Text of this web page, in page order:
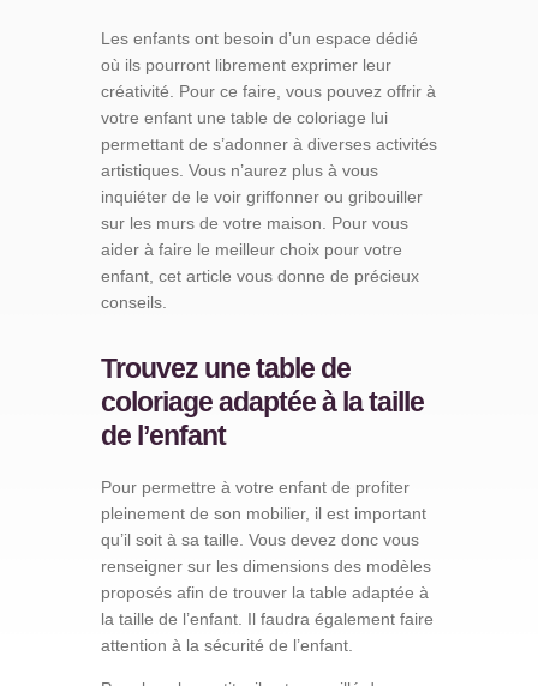
Les enfants ont besoin d’un espace dédié
où ils pourront librement exprimer leur
créativité. Pour ce faire, vous pouvez offrir à
votre enfant une table de coloriage lui
permettant de s’adonner à diverses activités
artistiques. Vous n’aurez plus à vous
inquiéter de le voir griffonner ou gribouiller
sur les murs de votre maison. Pour vous
aider à faire le meilleur choix pour votre
enfant, cet article vous donne de précieux
conseils.
Trouvez une table de
coloriage adaptée à la taille
de l’enfant
Pour permettre à votre enfant de profiter
pleinement de son mobilier, il est important
qu’il soit à sa taille. Vous devez donc vous
renseigner sur les dimensions des modèles
proposés afin de trouver la table adaptée à
la taille de l’enfant. Il faudra également faire
attention à la sécurité de l’enfant.